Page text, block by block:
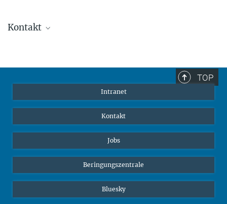
Kontakt
TOP
Intranet
Kontakt
Jobs
Beringungszentrale
Bluesky